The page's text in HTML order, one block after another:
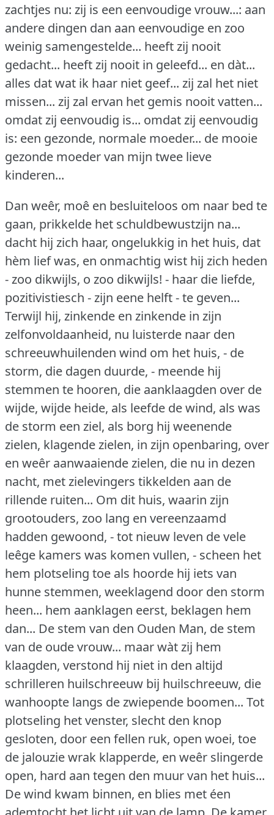
zachtjes nu: zij is een eenvoudige vrouw...: aan
andere dingen dan aan eenvoudige en zoo
weinig samengestelde... heeft zij nooit
gedacht... heeft zij nooit in geleefd... en dàt...
alles dat wat ik haar niet geef... zij zal het niet
missen... zij zal ervan het gemis nooit vatten...
omdat zij eenvoudig is... omdat zij eenvoudig
is: een gezonde, normale moeder... de mooie
gezonde moeder van mijn twee lieve
kinderen...
Dan weêr, moê en besluiteloos om naar bed te
gaan, prikkelde het schuldbewustzijn na...
dacht hij zich haar, ongelukkig in het huis, dat
hèm lief was, en onmachtig wist hij zich heden
- zoo dikwijls, o zoo dikwijls! - haar die liefde,
pozitivistiesch - zijn eene helft - te geven...
Terwijl hij, zinkende en zinkende in zijn
zelfonvoldaanheid, nu luisterde naar den
schreeuwhuilenden wind om het huis, - de
storm, die dagen duurde, - meende hij
stemmen te hooren, die aanklaagden over de
wijde, wijde heide, als leefde de wind, als was
de storm een ziel, als borg hij weenende
zielen, klagende zielen, in zijn openbaring, over
en weêr aanwaaiende zielen, die nu in dezen
nacht, met zielevingers tikkelden aan de
rillende ruiten... Om dit huis, waarin zijn
grootouders, zoo lang en vereenzaamd
hadden gewoond, - tot nieuw leven de vele
leêge kamers was komen vullen, - scheen het
hem plotseling toe als hoorde hij iets van
hunne stemmen, weeklagend door den storm
heen... hem aanklagen eerst, beklagen hem
dan... De stem van den Ouden Man, de stem
van de oude vrouw... maar wàt zij hem
klaagden, verstond hij niet in den altijd
schrilleren huilschreeuw bij huilschreeuw, die
wanhoopte langs de zwiepende boomen... Tot
plotseling het venster, slecht den knop
gesloten, door een fellen ruk, open woei, toe
de jalouzie wrak klapperde, en weêr slingerde
open, hard aan tegen den muur van het huis...
De wind kwam binnen, en blies met éen